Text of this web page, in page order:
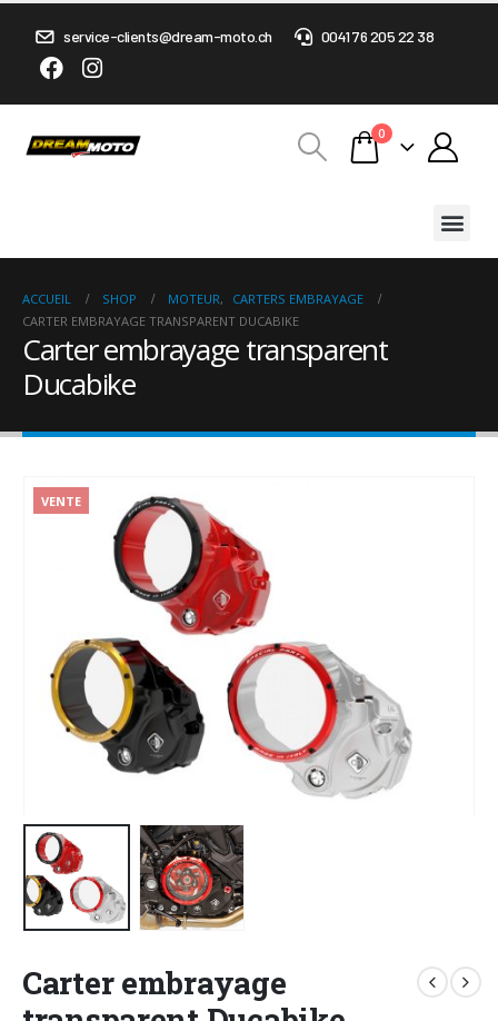
service-clients@dream-moto.ch 0041 76 205 22 38
0
ACCUEIL SHOP MOTEUR,
CARTERS EMBRAYAGE
CARTER EMBRAYAGE TRANSPARENT DUCABIKE
Carter embrayage transparent
Ducabike
VENTE
Carter embrayage